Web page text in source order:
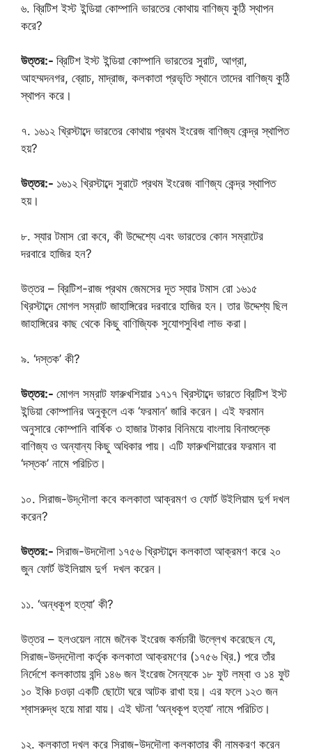
৬. ব্রিটিশ ইস্ট ইন্ডিয়া কোম্পানি ভারতের কোথায় বাণিজ্য কুঠি স্থাপন
করে?
উত্তর:- ব্রিটিশ ইস্ট ইন্ডিয়া কোম্পানি ভারতের সুরাট, আগ্রা,
আহম্মদনগর, ব্রোচ, মাদ্রাজ, কলকাতা প্রভৃতি স্থানে তাদের বাণিজ্য কুঠি
স্থাপন করে।
৭. ১৬১২ খ্রিস্টাব্দে ভারতের কোথায় প্রথম ইংরেজ বাণিজ্য কেন্দ্র স্থাপিত
হয়?
উত্তর:- ১৬১২ খ্রিস্টাব্দে সুরাটে প্রথম ইংরেজ বাণিজ্য কেন্দ্র স্থাপিত
হয়।
৮. স্যার টমাস রো কবে, কী উদ্দেশ্যে এবং ভারতের কোন সম্রাটের
দরবারে হাজির হন?
উত্তর – ব্রিটিশ-রাজ প্রথম জেমসের দূত স্যার টমাস রো ১৬১৫
খ্রিস্টাব্দে মোগল সম্রাট জাহাঙ্গিরের দরবারে হাজির হন। তার উদ্দেশ্য ছিল
জাহাঙ্গিরের কাছ থেকে কিছু বাণিজ্যিক সুযোগসুবিধা লাভ করা।
৯. ‘দস্তক’ কী?
উত্তর:- মোগল সম্রাট ফারুখশিয়ার ১৭১৭ খ্রিস্টাব্দে ভারতে ব্রিটিশ ইস্ট
ইন্ডিয়া কোম্পানির অনুকূলে এক ‘ফরমান’ জারি করেন। এই ফরমান
অনুসারে কোম্পানি বার্ষিক ৩ হাজার টাকার বিনিময়ে বাংলায় বিনাশুল্কে
বাণিজ্য ও অন্যান্য কিছু অধিকার পায়। এটি ফারুখশিয়ারের ফরমান বা
‘দস্তক’ নামে পরিচিত।
১০. সিরাজ-উদ্‌দৌলা কবে কলকাতা আক্রমণ ও ফোর্ট উইলিয়াম দুর্গ দখল
করেন?
উত্তর:- সিরাজ-উদদৌলা ১৭৫৬ খ্রিস্টাব্দে কলকাতা আক্রমণ করে ২০
জুন ফোর্ট উইলিয়াম দুর্গ দখল করেন।
১১. ‘অন্ধকূপ হত্যা’ কী?
উত্তর – হলওয়েল নামে জনৈক ইংরেজ কর্মচারী উল্লেখ করেছেন যে,
সিরাজ-উদ্‌দদৌলা কর্তৃক কলকাতা আক্রমণের (১৭৫৬ খ্রি.) পরে তাঁর
নির্দেশে কলকাতায় বন্দি ১৪৬ জন ইংরেজ সৈন্যকে ১৮ ফুট লম্বা ও ১৪ ফুট
১০ ইঞ্চি চওড়া একটি ছোটো ঘরে আটক রাখা হয়। এর ফলে ১২৩ জন
শ্বাসরুদ্ধ হয়ে মারা যায়। এই ঘটনা ‘অন্ধকূপ হত্যা’ নামে পরিচিত।
১২. কলকাতা দখল করে সিরাজ-উদদৌলা কলকাতার কী নামকরণ করেন